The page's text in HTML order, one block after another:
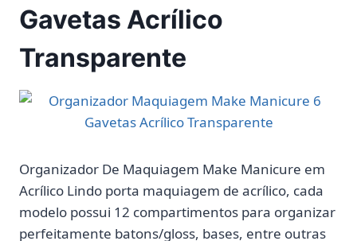
Gavetas Acrílico
Transparente
Organizador De Maquiagem Make Manicure em
Acrílico Lindo porta maquiagem de acrílico, cada
modelo possui 12 compartimentos para organizar
perfeitamente batons/gloss, bases, entre outras